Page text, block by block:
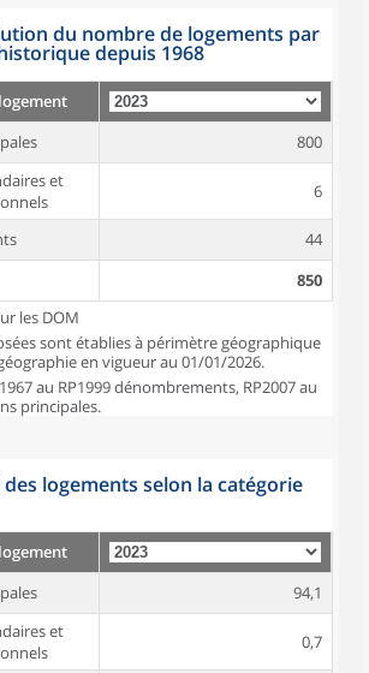
du nombre de logements par
depuis 1968
800
et
6
44
850
les DOM
sont établies à périmètre géographique
en vigueur au 01/01/2026.
au RP1999 dénombrements, RP2007 au
principales.
des logements selon la catégorie
94,1
et
0,7